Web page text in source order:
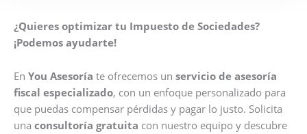
¿Quieres optimizar tu Impuesto de Sociedades?
¡Podemos ayudarte!
En You Asesoría te ofrecemos un servicio de asesoría
fiscal especializado, con un enfoque personalizado para
que puedas compensar pérdidas y pagar lo justo. Solicita
una consultoría gratuita con nuestro equipo y descubre